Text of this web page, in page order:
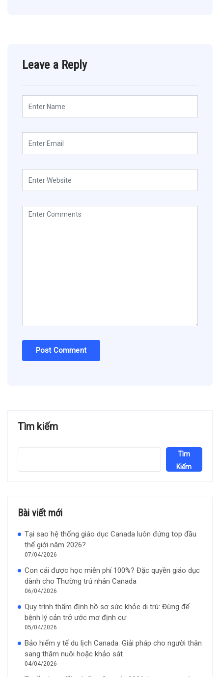
Leave a Reply
Tìm kiếm
Tìm
Kiếm
Bài viết mới
Tại sao hệ thống giáo dục Canada luôn đứng top đầu
thế giới năm 2026?
07/04/2026
Con cái được học miễn phí 100%? Đặc quyền giáo dục
dành cho Thường trú nhân Canada
06/04/2026
Quy trình thẩm định hồ sơ sức khỏe di trú: Đừng để
bệnh lý cản trở ước mơ định cư
05/04/2026
Bảo hiểm y tế du lịch Canada: Giải pháp cho người thân
sang thăm nuôi hoặc khảo sát
04/04/2026